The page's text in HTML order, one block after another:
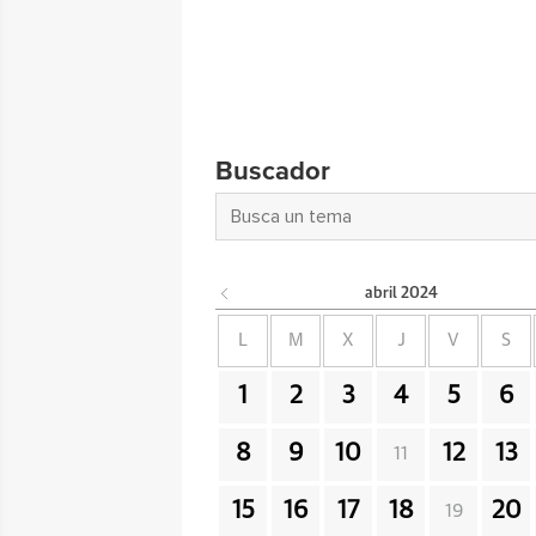
Buscador
abril 2024
L M X J V S
1 2 3 4 5 6
8 9 10 11 12 13
15 16 17 18 19 20